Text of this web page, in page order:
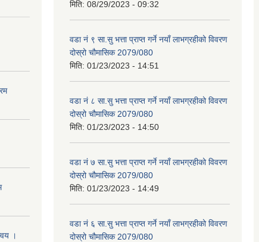
।
मिति: 08/29/2023 - 09:32
वडा नं ९ सा.सु भत्ता प्राप्त गर्ने नयाँ लाभग्रहीको विवरण
दोस्रो चौमासिक 2079/080
मिति: 01/23/2023 - 14:51
वडा नं ८ सा.सु भत्ता प्राप्त गर्ने नयाँ लाभग्रहीको विवरण
दोस्रो चौमासिक 2079/080
मिति: 01/23/2023 - 14:50
वडा नं ७ सा.सु भत्ता प्राप्त गर्ने नयाँ लाभग्रहीको विवरण
दोस्रो चौमासिक 2079/080
मिति: 01/23/2023 - 14:49
वडा नं ६ सा.सु भत्ता प्राप्त गर्ने नयाँ लाभग्रहीको विवरण
दोस्रो चौमासिक 2079/080